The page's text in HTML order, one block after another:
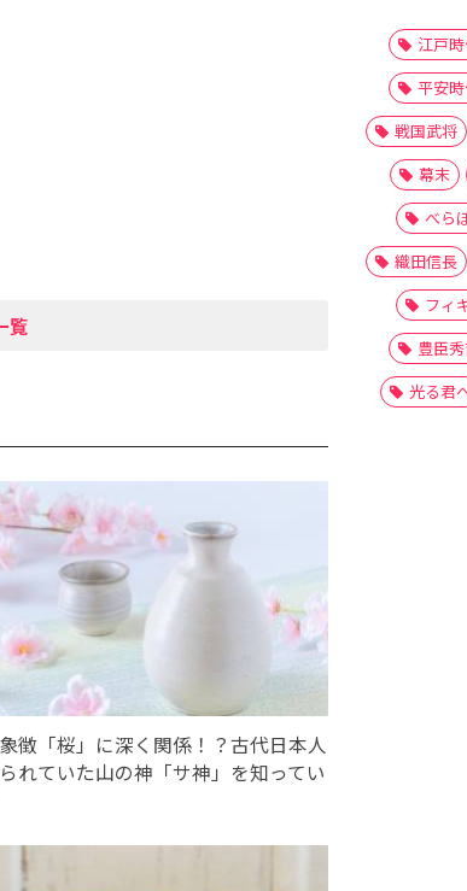
覧
徴「桜」に深く関係！？古代日本人
れていた山の神「サ神」を知ってい
江戸
平安
戦国武将
幕末
べら
織田信長
フィ
豊臣
光る君